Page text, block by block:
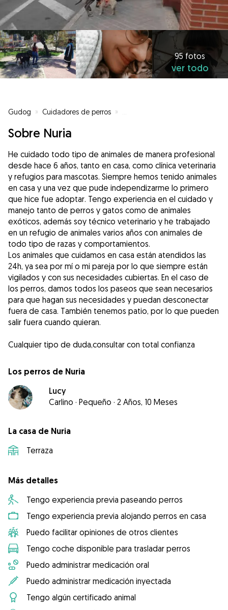
95 fotos
ver todo
Gudog » Cuidadores de perros »
Sobre Nuria
He cuidado todo tipo de animales de manera profesional
desde hace 6 años, tanto en casa, como clínica veterinaria
y refugios para mascotas. Siempre hemos tenido animales
en casa y una vez que pude independizarme lo primero
que hice fue adoptar. Tengo experiencia en el cuidado y
manejo tanto de perros y gatos como de animales
exóticos, además soy técnico veterinario y he trabajado
en un refugio de animales varios años con animales de
todo tipo de razas y comportamientos.
Los animales que cuidamos en casa están atendidos las
24h, ya sea por mí o mi pareja por lo que siempre están
vigilados y con sus necesidades cubiertas. En el caso de
los perros, damos todos los paseos que sean necesarios
para que hagan sus necesidades y puedan desconectar
fuera de casa. También tenemos patio, por lo que pueden
salir fuera cuando quieran.
Cualquier tipo de duda,consultar con total confianza
Los perros de Nuria
Lucy
Carlino · Pequeño · 2 Años, 10 Meses
La casa de Nuria
Terraza
Más detalles
Tengo experiencia previa paseando perros
Tengo experiencia previa alojando perros en casa
Puedo facilitar opiniones de otros clientes
Tengo coche disponible para trasladar perros
Puedo administrar medicación oral
Puedo administrar medicación inyectada
Tengo algún certificado animal